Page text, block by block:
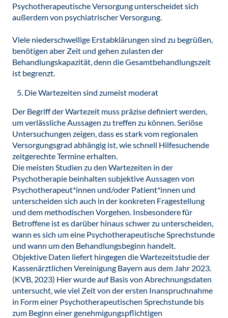
Psychotherapeutische Versorgung unterscheidet sich
außerdem von psychiatrischer Versorgung.
Viele niederschwellige Erstabklärungen sind zu begrüßen,
benötigen aber Zeit und gehen zulasten der
Behandlungskapazität, denn die Gesamtbehandlungszeit
ist begrenzt.
Die Wartezeiten sind zumeist moderat
Der Begriff der Wartezeit muss präzise definiert werden,
um verlässliche Aussagen zu treffen zu können. Seriöse
Untersuchungen zeigen, dass es stark vom regionalen
Versorgungsgrad abhängig ist, wie schnell Hilfesuchende
zeitgerechte Termine erhalten.
Die meisten Studien zu den Wartezeiten in der
Psychotherapie beinhalten subjektive Aussagen von
Psychotherapeut*innen und/oder Patient*innen und
unterscheiden sich auch in der konkreten Fragestellung
und dem methodischen Vorgehen. Insbesondere für
Betroffene ist es darüber hinaus schwer zu unterscheiden,
wann es sich um eine Psychotherapeutische Sprechstunde
und wann um den Behandlungsbeginn handelt.
Objektive Daten liefert hingegen die Wartezeitstudie der
Kassenärztlichen Vereinigung Bayern aus dem Jahr 2023.
(KVB, 2023) Hier wurde auf Basis von Abrechnungsdaten
untersucht, wie viel Zeit von der ersten Inanspruchnahme
in Form einer Psychotherapeutischen Sprechstunde bis
zum Beginn einer genehmigungspflichtigen